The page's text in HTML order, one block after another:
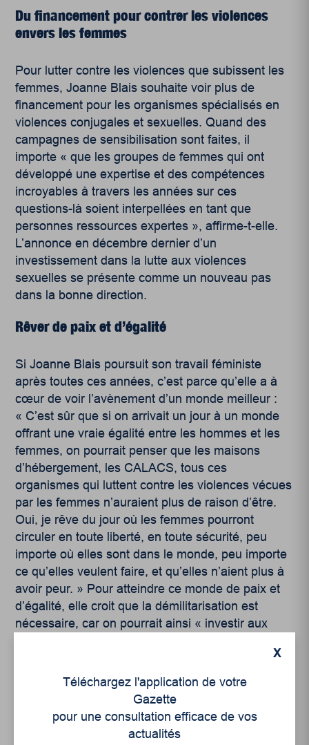
Du financement pour contrer les violences
envers les femmes
Pour lutter contre les violences que subissent les
femmes, Joanne Blais souhaite voir plus de
financement pour les organismes spécialisés en
violences conjugales et sexuelles. Quand des
campagnes de sensibilisation sont faites, il
importe « que les groupes de femmes qui ont
développé une expertise et des compétences
incroyables à travers les années sur ces
questions-là soient interpellées en tant que
personnes ressources expertes », affirme-t-elle.
L’annonce en décembre dernier d’un
investissement dans la lutte aux violences
sexuelles se présente comme un nouveau pas
dans la bonne direction.
Rêver de paix et d’égalité
Si Joanne Blais poursuit son travail féministe
après toutes ces années, c’est parce qu’elle a à
cœur de voir l’avènement d’un monde meilleur :
« C’est sûr que si on arrivait un jour à un monde
offrant une vraie égalité entre les hommes et les
femmes, on pourrait penser que les maisons
d’hébergement, les CALACS, tous ces
organismes qui luttent contre les violences vécues
par les femmes n’auraient plus de raison d’être.
Oui, je rêve du jour où les femmes pourront
circuler en toute liberté, en toute sécurité, peu
importe où elles sont dans le monde, peu importe
ce qu’elles veulent faire, et qu’elles n’aient plus à
avoir peur. » Pour atteindre ce monde de paix et
d’égalité, elle croit que la démilitarisation est
nécessaire, car on pourrait ainsi « investir aux
faites aux femmes ».
X
Téléchargez l'application de votre
Gazette
pour une consultation efficace de vos
actualités